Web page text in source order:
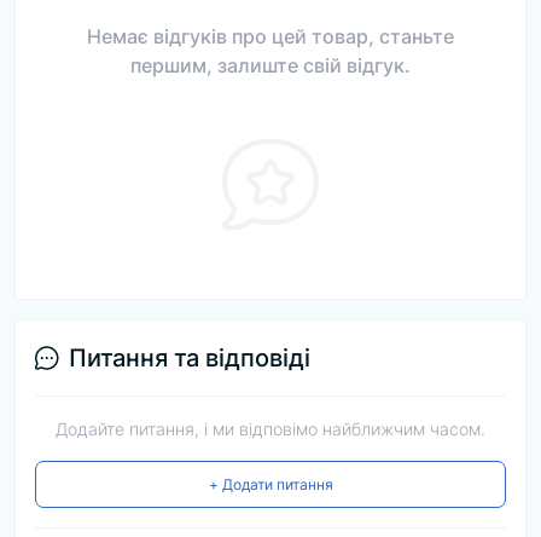
Немає відгуків про цей товар, станьте
першим, залиште свій відгук.
Питання та відповіді
Додайте питання, і ми відповімо найближчим часом.
+ Додати питання